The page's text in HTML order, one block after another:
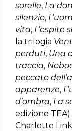
sorelle, La
silenzio,
vita, L’ospite
la trilogia
perduti, Una
traccia,
peccato
apparenze,
d’ombra, La
edizione
Charlotte